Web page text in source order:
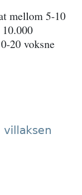
mellom 5-10
20 voksne
villaksen